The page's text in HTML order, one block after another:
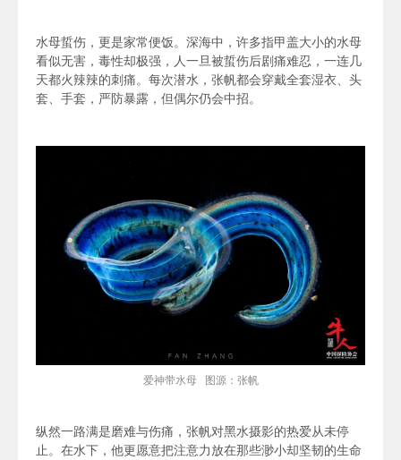
水母蜇伤，更是家常便饭。深海中，许多指甲盖大小的水母
看似无害，毒性却极强，人一旦被蜇伤后剧痛难忍，一连几
天都火辣辣的刺痛。每次潜水，张帆都会穿戴全套湿衣、头
套、手套，严防暴露，但偶尔仍会中招。
爱神带水母 图源：张帆
纵然一路满是磨难与伤痛，张帆对黑水摄影的热爱从未停
止。 在水下，他更愿意把注意力放在那些渺小却坚韧的生命